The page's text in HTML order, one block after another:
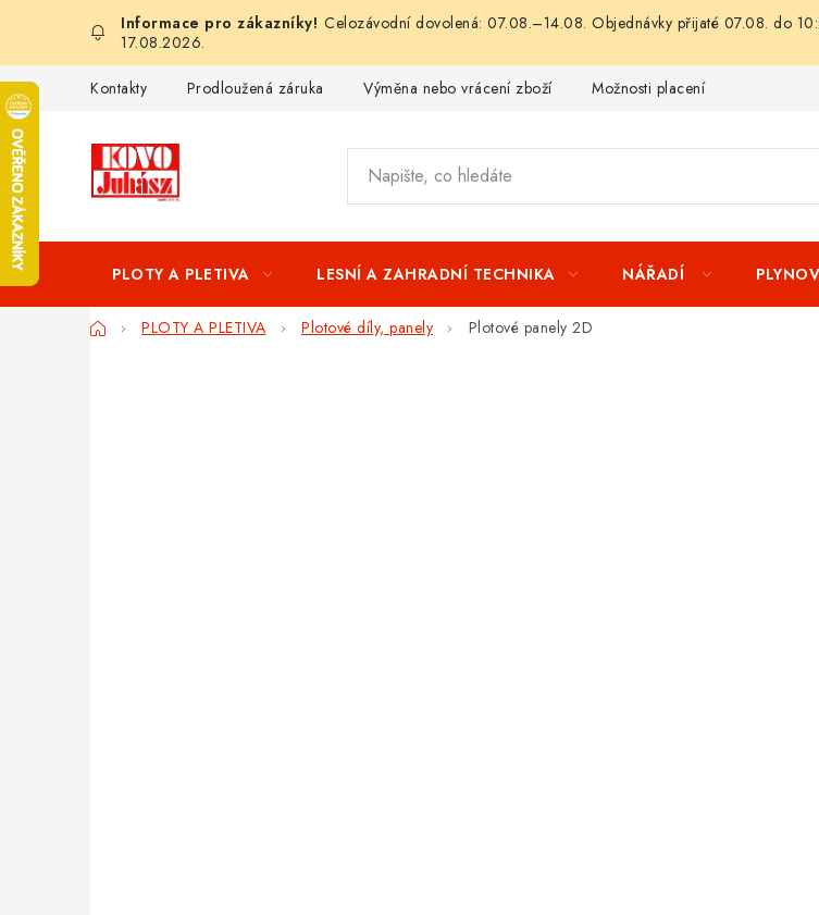
obsah
Celozávodní dovolená: 07.08.–14.08. Objednávky přijaté 07.08. do
17.08.2026.
Kontakty Prodloužená záruka Výměna nebo vrácení zboží Možnosti placení
PLOTY A PLETIVA LESNÍ A ZAHRADNÍ TECHNIKA NÁŘADÍ
DomůPLOTY A PLETIVA Plotové díly, panely Plotové panely 2D